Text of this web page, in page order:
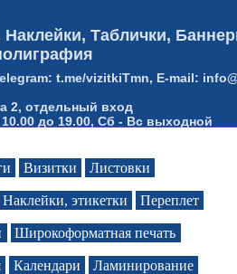
Наклейки, Таблички,
t.me/vizitkiTmn, E-mail:
2, отдельный вход
до 19.00, Сб - Вс выходной
Визитки Листовки
Наклейки, этикетки Переплет
Широкоформатная печать
Календари Ламинирование